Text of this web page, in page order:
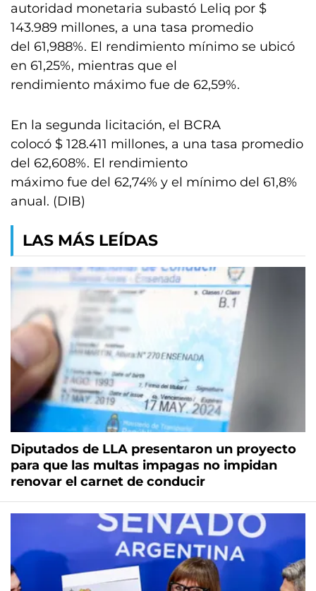
autoridad monetaria subastó Leliq por $
143.989 millones, a una tasa promedio
del 61,988%. El rendimiento mínimo se ubicó
en 61,25%, mientras que el
rendimiento máximo fue de 62,59%.
En la segunda licitación, el BCRA
colocó $ 128.411 millones, a una tasa promedio
del 62,608%. El rendimiento
máximo fue del 62,74% y el mínimo del 61,8%
anual. (DIB)
LAS MÁS LEÍDAS
Diputados de LLA presentaron un proyecto
para que las multas impagas no impidan
renovar el carnet de conducir